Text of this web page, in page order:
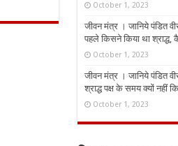
October 1, 2023
जीवन मंत्र । जानिये पंडित
पहले किसने किया था श्राद्ध,
October 1, 2023
जीवन मंत्र । जानिये पंडित
श्राद्ध पक्ष के समय क्यों नहीं
October 1, 2023